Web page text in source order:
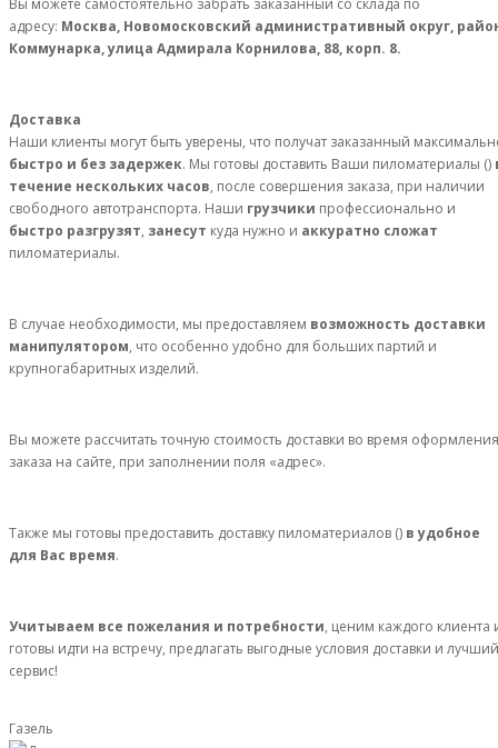
Вы можете самостоятельно забрать заказанный со склада по
адресу: Москва, Новомосковский административный округ,
Коммунарка, улица Адмирала Корнилова, 88, корп. 8.
Доставка
Наши клиенты могут быть уверены, что получат заказанный
быстро и без задержек. Мы готовы доставить Ваши пиломатериалы ()
течение нескольких часов, после совершения заказа, при наличии
свободного автотранспорта. Наши грузчики профессионально и
быстро разгрузят, занесут куда нужно и аккуратно сложат
пиломатериалы.
В случае необходимости, мы предоставляем возможность доставки
манипулятором, что особенно удобно для больших партий и
крупногабаритных изделий.
Вы можете рассчитать точную стоимость доставки во время оформления
заказа на сайте, при заполнении поля «адрес».
Также мы готовы предоставить доставку пиломатериалов () в удобное
для Вас время.
Учитываем все пожелания и потребности, ценим каждого клиента
готовы идти на встречу, предлагать выгодные условия доставки и лучший
сервис!
Газель